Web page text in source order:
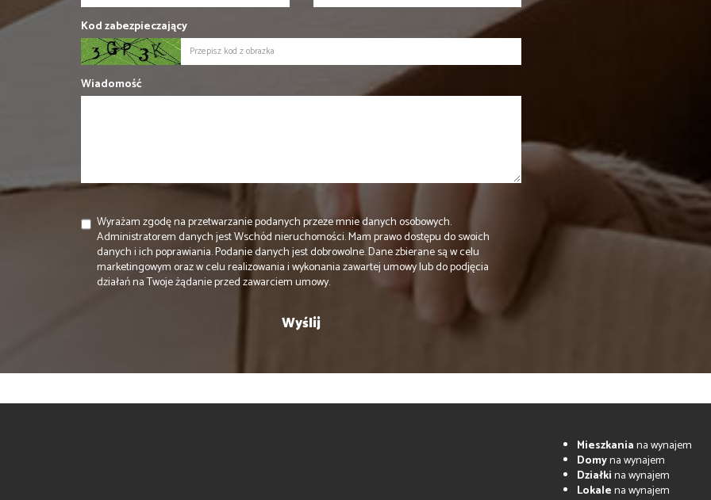
Kod zabezpieczający
Wiadomość
Wyrażam zgodę na przetwarzanie podanych przeze mnie danych osobowych.
Administratorem danych jest Wschód nieruchomości. Mam prawo dostępu do swoich
danych i ich poprawiania. Podanie danych jest dobrowolne. Dane zbierane są w celu
marketingowym oraz w celu realizowania i wykonania zawartej umowy lub do podjęcia
działań na Twoje żądanie przed zawarciem umowy.
Mieszkaniana wynajem
Domyna wynajem
Działkina wynajem
Lokalena wynajem